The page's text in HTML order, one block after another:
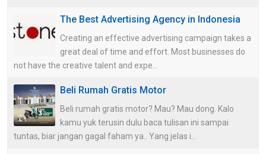
The Best Advertising Agency in Indonesia
Creating an effective advertising campaign takes a
great deal of time and effort. Most businesses do
not have the creative talent and expe...
Beli Rumah Gratis Motor
Beli rumah gratis motor? Mau? Mau dong. Kalo
kamu yuk terusin dulu baca tulisan ini sampai
tuntas, biar jangan gagal faham ya.. Yang jelas i...